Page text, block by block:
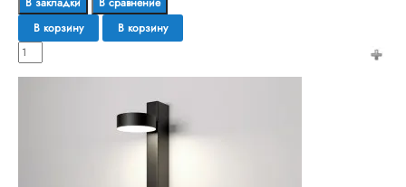
В корзину
В корзину